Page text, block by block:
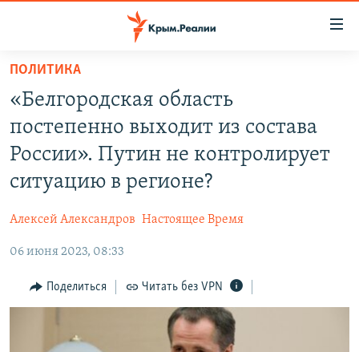
Вернуться
основному
содержанию
Вернутся
главной
Вернутся
СПЕЦПРОЕКТЫ
ВОДА
ИНФОГРАФИКА
ТЕЛЕПРОЕКТ КРЫМ.РЕАЛИИ
ПРОПАВШИЕ БЕЗ ВЕСТИ
РАДІО СВОБОДА
КАК ОБОЙТИ БЛОКИРОВКУ
ПОЛИТИКА
«Белгородская область
постепенно выходит из состава
России». Путин не контролирует
ситуацию в регионе?
Алексей Александров Настоящее Время
06 июня 2023, 08:33
Поделиться Читать без VPN